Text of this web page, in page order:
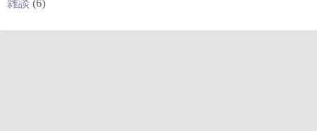
雑談 (6)